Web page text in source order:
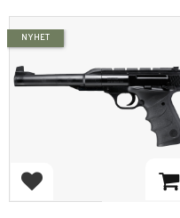
Add to favorites
NYHET